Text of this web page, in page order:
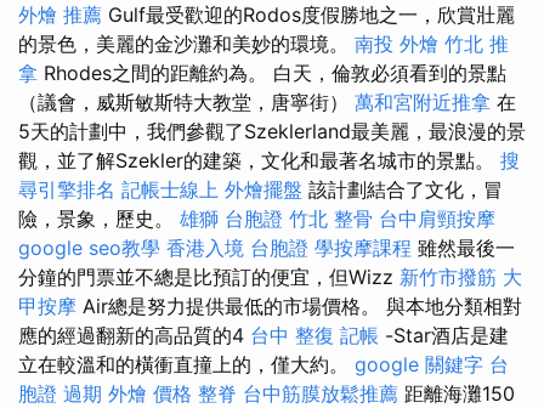
外燴 推薦 Gulf最受歡迎的Rodos度假勝地之一，欣賞壯麗
的景色，美麗的金沙灘和美妙的環境。 南投 外燴 竹北 推
拿 Rhodes之間的距離約為。 白天，倫敦必須看到的景點
（議會，威斯敏斯特大教堂，唐寧街） 萬和宮附近推拿 在
5天的計劃中，我們參觀了Szeklerland最美麗，最浪漫的景
觀，並了解Szekler的建築，文化和最著名城市的景點。 搜
尋引擎排名 記帳士線上 外燴擺盤 該計劃結合了文化，冒
險，景象，歷史。 雄獅 台胞證 竹北 整骨 台中肩頸按摩
google seo教學 香港入境 台胞證 學按摩課程 雖然最後一
分鐘的門票並不總是比預訂的便宜，但Wizz 新竹市撥筋 大
甲按摩 Air總是努力提供最低的市場價格。 與本地分類相對
應的經過翻新的高品質的4 台中 整復 記帳 -Star酒店是建
立在較溫和的橫衝直撞上的，僅大約。 google 關鍵字 台
胞證 過期 外燴 價格 整脊 台中筋膜放鬆推薦 距離海灘150